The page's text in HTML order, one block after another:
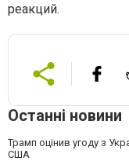
реакций.
Останні новини
Трамп оцінив угоду з
США